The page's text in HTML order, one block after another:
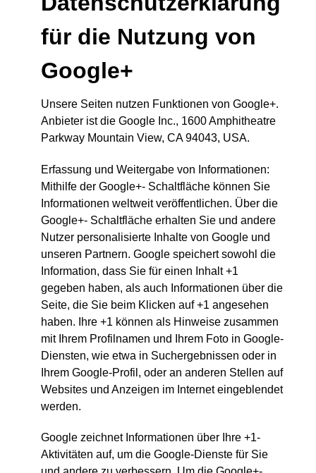
für die Nutzung von
Google+
Unsere Seiten nutzen Funktionen von Google+.
Anbieter ist die Google Inc., 1600 Amphitheatre
Parkway Mountain View, CA 94043, USA.
Erfassung und Weitergabe von Informationen:
Mithilfe der Google+- Schaltfläche können Sie
Informationen weltweit veröffentlichen. Über die
Google+- Schaltfläche erhalten Sie und andere
Nutzer personalisierte Inhalte von Google und
unseren Partnern. Google speichert sowohl die
Information, dass Sie für einen Inhalt +1
gegeben haben, als auch Informationen über die
Seite, die Sie beim Klicken auf +1 angesehen
haben. Ihre +1 können als Hinweise zusammen
mit Ihrem Profilnamen und Ihrem Foto in Google-
Diensten, wie etwa in Suchergebnissen oder in
Ihrem Google-Profil, oder an anderen Stellen auf
Websites und Anzeigen im Internet eingeblendet
werden.
Google zeichnet Informationen über Ihre +1-
Aktivitäten auf, um die Google-Dienste für Sie